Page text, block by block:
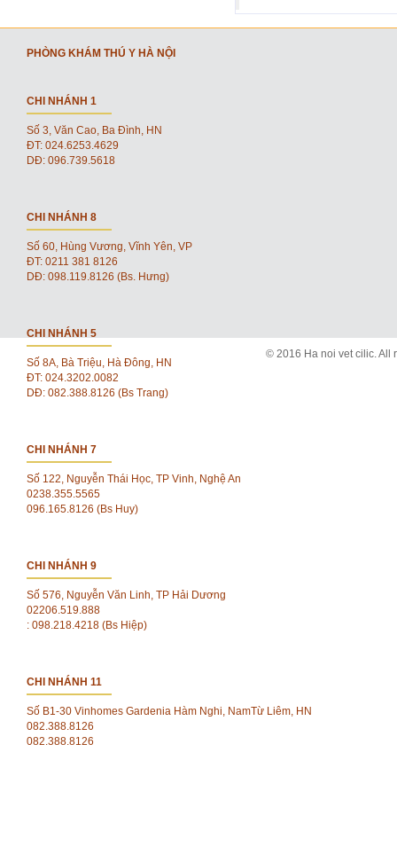
PHÒNG KHÁM THÚ Y HÀ NỘI
CHI NHÁNH 1
Số 3, Văn Cao, Ba Đình, HN
ĐT: 024.6253.4629
DĐ: 096.739.5618
CHI NHÁNH 8
Số 60, Hùng Vương, Vĩnh Yên, VP
ĐT: 0211 381 8126
DĐ: 098.119.8126 (Bs. Hưng)
CHI NHÁNH 5
Số 8A, Bà Triệu, Hà Đông, HN
ĐT: 024.3202.0082
DĐ: 082.388.8126 (Bs Trang)
CHI NHÁNH 7
Số 122, Nguyễn Thái Học, TP Vinh, Nghệ An
0238.355.5565
096.165.8126 (Bs Huy)
CHI NHÁNH 9
Số 576, Nguyễn Văn Linh, TP Hải Dương
02206.519.888
: 098.218.4218 (Bs Hiệp)
CHI NHÁNH 11
Số B1-30 Vinhomes Gardenia Hàm Nghi, NamTừ Liêm, HN
082.388.8126
082.388.8126
© 2016 Ha noi vet cilic. All